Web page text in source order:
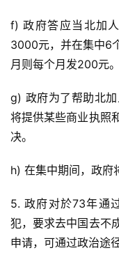
f) 政府答应当北加
3000元，并在集中6
月则每个月发200元。
g) 政府为了帮助北
将提供某些商业执照
决。
h) 在集中期间，政府
5. 政府对於73年通
犯，要求去中国去不
申请，可通过政治途